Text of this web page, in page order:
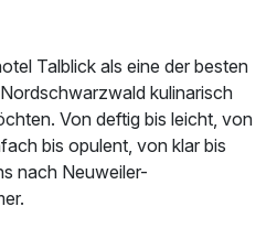
p.P. ab 428,00 €
Talblick als eine der besten
kulinarisch
Von deftig bis leicht, von
bis opulent, von klar bis
nach Neuweiler-